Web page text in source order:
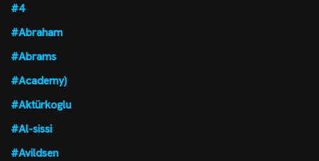
#4
#Abraham
#Abrams
#Academy)
#Aktürkoglu
#Al-sissi
#Avildsen